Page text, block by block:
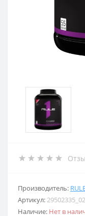
Производитель:
Артикул:
Наличие: Нет в